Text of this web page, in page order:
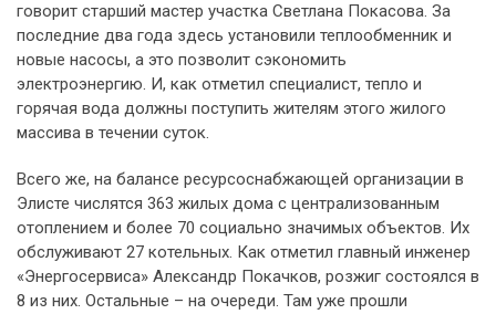
говорит старший мастер участка Светлана Покасова. За
последние два года здесь установили теплообменник и
новые насосы, а это позволит сэкономить
электроэнергию. И, как отметил специалист, тепло и
горячая вода должны поступить жителям этого жилого
массива в течении суток.
Всего же, на балансе ресурсоснабжающей организации в
Элисте числятся 363 жилых дома с централизованным
отоплением и более 70 социально значимых объектов. Их
обслуживают 27 котельных. Как отметил главный инженер
«Энергосервиса» Александр Покачков, розжиг состоялся в
8 из них. Остальные – на очереди. Там уже прошли